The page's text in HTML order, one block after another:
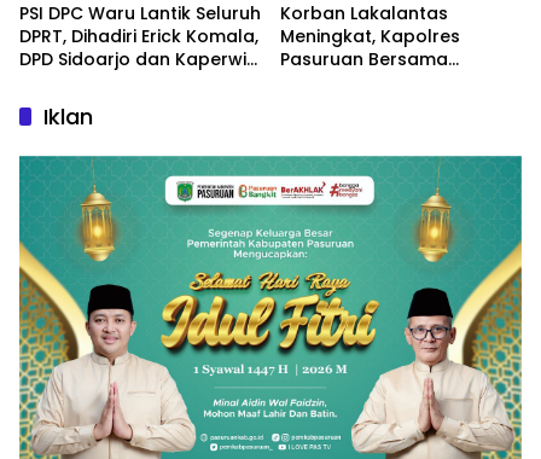
PSI DPC Waru Lantik Seluruh
DPRT, Dihadiri Erick Komala,
DPD Sidoarjo dan Kaperwil
Korban Lakalantas
Meningkat, Kapolres
Pasuruan Bersama
Iklan